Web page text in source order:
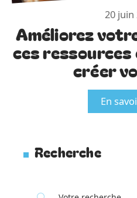
20 juin
Améliorez
ces
créer
En
Recherche